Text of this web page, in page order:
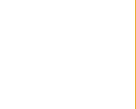
matériels pro,